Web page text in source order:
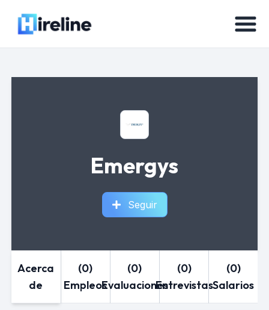
Emergys
Seguir
Acerca
de
(0)
Empleos
(0)
Evaluaciones
(0)
Entrevistas
(0)
Salarios